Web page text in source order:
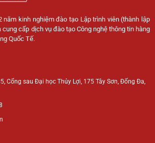
năm kinh nghiệm đào tạo Lập trình viên (thành lập
cấp dịch vụ đào tạo Công nghệ thông tin hàng
Quốc Tế.
Cổng sau Đại học Thủy Lợi, 175 Tây Sơn, Đống Đa,